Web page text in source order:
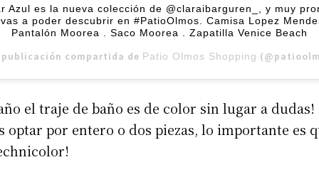
Azul es la nueva colección de @claraibarguren_, y muy
a poder descubrir en #PatioOlmos. Camisa Lopez
Pantalón Moorea . Saco Moorea . Zapatilla Venice Beach
publicación compartida de Patio Olmos Shopping
el traje de baño es de color sin lugar a dudas!
optar por entero o dos piezas, lo importante es